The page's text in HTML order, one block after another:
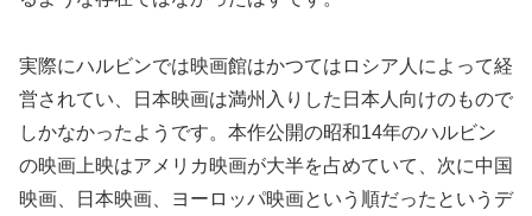
実際にハルビンでは映画館はかつてはロシア人によって経
営されてい、日本映画は満州入りした日本人向けのもので
しかなかったようです。本作公開の昭和14年のハルビン
の映画上映はアメリカ映画が大半を占めていて、次に中国
映画、日本映画、ヨーロッパ映画という順だったというデ